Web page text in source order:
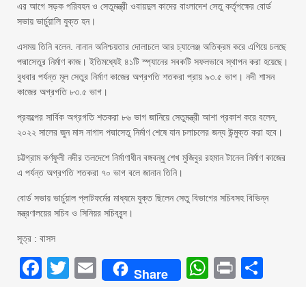
এর আগে সড়ক পরিবহন ও সেতুমন্ত্রী ওবায়দুল কাদের বাংলাদেশ সেতু কর্তৃপক্ষের বোর্ড
সভায় ভার্চুয়ালি যুক্ত হন।
এসময় তিনি বলেন. নানান অনিশ্চয়তার দোলাচলে আর চ্যালেঞ্জ অতিক্রম করে এগিয়ে চলছে
পদ্মাসেতুর নির্মাণ কাজ। ইতিমধ্যেই ৪১টি স্প্যানের সবকটি সফলভাবে স্থাপন করা হয়েছে।
বুধবার পর্যন্ত মূল সেতুর নির্মাণ কাজের অগ্রগতি শতকরা প্রায় ৯৩.৫ ভাগ। নদী শাসন
কাজের অগ্রগতি ৮৩.৫ ভাগ।
প্রকল্পের সার্বিক অগ্রগতি শতকরা ৮৬ ভাগ জানিয়ে সেতুমন্ত্রী আশা প্রকাশ করে বলেন,
২০২২ সালের জুন মাস নাগাদ পদ্মাসেতু নির্মাণ শেষে যান চলাচলের জন্য উন্মুক্ত করা হবে।
চট্টগ্রাম কর্ণফুলী নদীর তলদেশে নির্মাণাধীন বঙ্গবন্ধু শেখ মুজিবুর রহমান টানেল নির্মাণ কাজের
এ পর্যন্ত অগ্রগতি শতকরা ৭০ ভাগ বলে জানান তিনি।
বোর্ড সভায় ভার্চুয়াল প্লাটফর্মের মাধ্যমে যুক্ত ছিলেন সেতু বিভাগের সচিবসহ বিভিন্ন
মন্ত্রণালয়ের সচিব ও সিনিয়র সচিববৃন্দ।
সূত্র : বাসস
Facebook
Twitter
EmailShare Print